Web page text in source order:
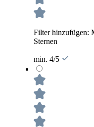
Filter hinzufügen:
Sternen
min. 4/5